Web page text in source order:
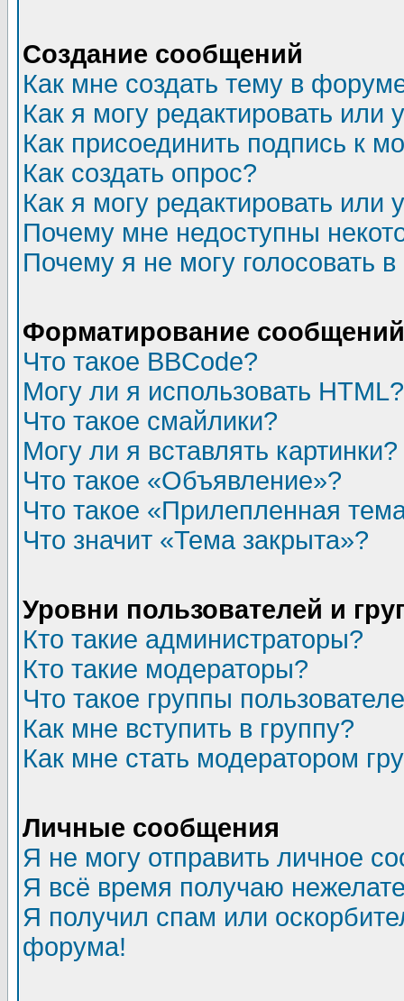
Создание сообщений
Как мне создать тему в
Как я могу редактировать или
Как присоединить подпись к
Как создать опрос?
Как я могу редактировать или
Почему мне недоступны
Почему я не могу голосовать
Форматирование
Что такое BBCode?
Могу ли я использовать HTML?
Что такое смайлики?
Могу ли я вставлять картинки?
Что такое «Объявление»?
Что такое «Прилепленная
Что значит «Тема закрыта»?
Уровни пользователей и
Кто такие администраторы?
Кто такие модераторы?
Что такое группы
Как мне вступить в группу?
Как мне стать модератором
Личные сообщения
Я не могу отправить личное
Я всё время получаю
Я получил спам или
форума!